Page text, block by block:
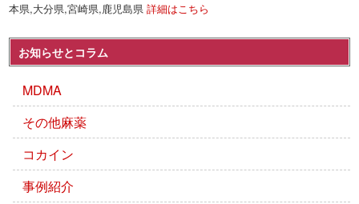
本県,大分県,宮崎県,鹿児島県詳細はこちら
お知らせとコラム
MDMA
その他麻薬
コカイン
事例紹介